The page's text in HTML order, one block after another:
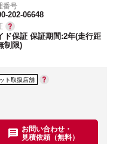
番号
202-06648
ド保証 保証期間:2年(走行距
制限)
ト取扱店舗
お問い合わせ・
見積依頼（無料）